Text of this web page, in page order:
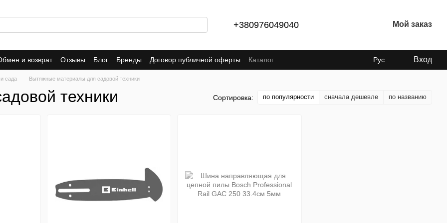
+380976049040 Мой заказ
и возврат Отзывы Блог Бренды Договор публичной оферты Каталог Рус Вход
сада Вытяжные материалы для садовой техники
техники Сортировка: по популярности сначала дешевле по названию